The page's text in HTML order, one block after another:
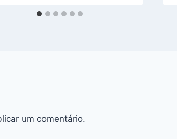
um comentário.